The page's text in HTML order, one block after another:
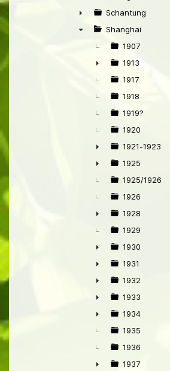
►
►
Schantung
Shanghai
1907
►
1913
1917
1918
1919?
1920
►
1921-1923
►
1925
1925/1926
1926
►
1928
1929
►
1930
►
1931
►
1932
►
1933
►
1934
1935
1936
1937